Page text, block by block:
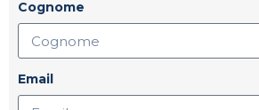
Cognome
Email